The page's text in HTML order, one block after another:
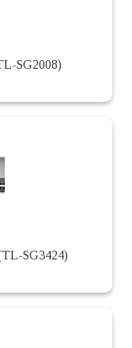
SG2008)
SG3424)